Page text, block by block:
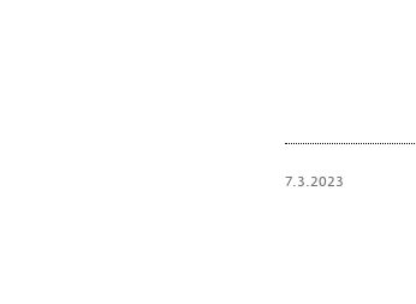
7.3.2023